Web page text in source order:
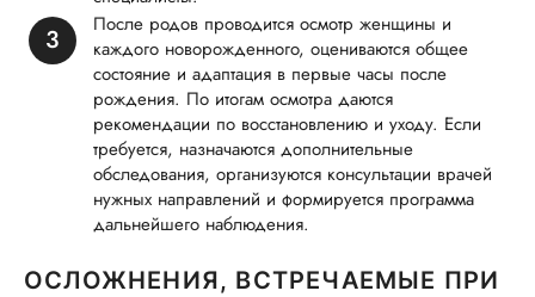
После родов проводится осмотр женщины и
каждого новорожденного, оцениваются общее
состояние и адаптация в первые часы после
рождения. По итогам осмотра даются
рекомендации по восстановлению и уходу. Если
требуется, назначаются дополнительные
обследования, организуются консультации врачей
нужных направлений и формируется программа
дальнейшего наблюдения.
ОСЛОЖНЕНИЯ, ВСТРЕЧАЕМЫЕ ПРИ